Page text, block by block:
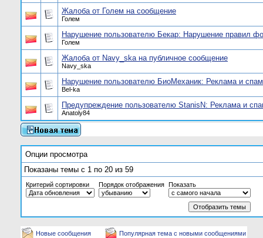
Жалоба от Голем на сообщение
Голем
Нарушение пользователю Бекар: Нарушение правил
Голем
Жалоба от Navy_ska на публичное сообщение
Navy_ska
Нарушение пользователю БиоМеханик: Реклама и спам
Bel-ka
Предупреждение пользователю StanisN: Реклама и
Anatoly84
Опции просмотра
Показаны темы с 1 по 20 из 59
Критерий сортировки Порядок отображения Показать
Новые сообщения
Популярная тема с новыми сообщениями